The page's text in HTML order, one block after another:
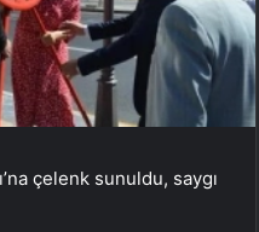
çelenk sunuldu, saygı